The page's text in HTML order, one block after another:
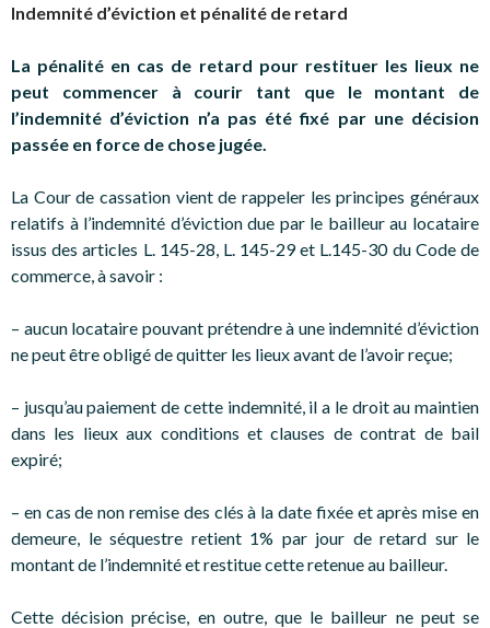
Indemnité d’éviction et pénalité de retard
La pénalité en cas de retard pour restituer les lieux ne
peut commencer à courir tant que le montant de
l’indemnité d’éviction n’a pas été fixé par une décision
passée en force de chose jugée.
La Cour de cassation vient de rappeler les principes généraux
relatifs à l’indemnité d’éviction due par le bailleur au locataire
issus des articles L. 145-28, L. 145-29 et L.145-30 du Code de
commerce, à savoir :
– aucun locataire pouvant prétendre à une indemnité d’éviction
ne peut être obligé de quitter les lieux avant de l’avoir reçue;
– jusqu’au paiement de cette indemnité, il a le droit au maintien
dans les lieux aux conditions et clauses de contrat de bail
expiré;
– en cas de non remise des clés à la date fixée et après mise en
demeure, le séquestre retient 1% par jour de retard sur le
montant de l’indemnité et restitue cette retenue au bailleur.
Cette décision précise, en outre, que le bailleur ne peut se